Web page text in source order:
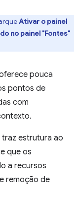
Ativar o painel
no painel "Fontes"
pouca
pontos de
com
traz estrutura ao
que os
a recursos
remoção de